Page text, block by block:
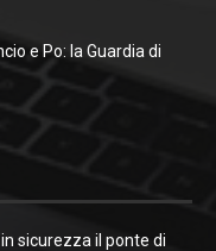
e Po: la Guardia di
sicurezza il ponte di